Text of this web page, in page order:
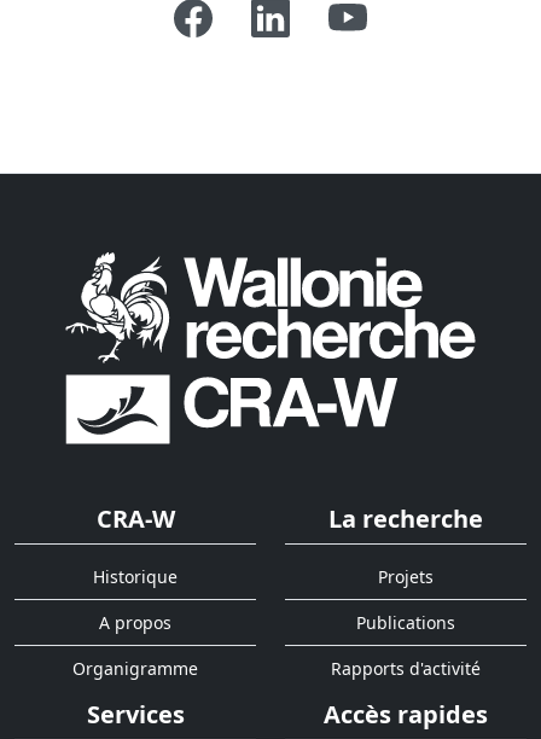
CRA-W
Historique
A propos
Organigramme
La recherche
Projets
Publications
Rapports d'activité
Services Accès rapides